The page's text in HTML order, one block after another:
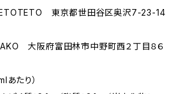
東京都世田谷区奥沢7-23-14
大阪府富田林市中野町西２丁目８６
あたり）